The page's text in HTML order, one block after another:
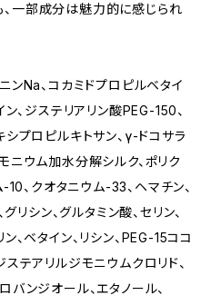
一部成分は魅力的に感じられ
ンNa、コカミドプロピルベタイ
ン、ジステリアリン酸PEG-150、
プロピルキトサン、γ-ドコサラ
ニウム加水分解シルク、ポリク
、クオタニウム-33、ヘマチン、
リシン、グルタミン酸、セリン、
、ベタイン、リシン、PEG-15ココ
ステアリルジモニウムクロリド、
バンジオール、エタノール、